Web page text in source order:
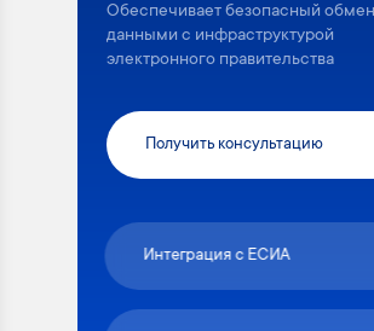
Обеспечивает безопасный обмен
данными с инфраструктурой
электронного правительства
Получить консультацию
Интеграция с ЕСИА